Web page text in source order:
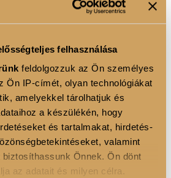
felhasználása
feldolgozzuk az Ön személyes
Ön IP-címét, olyan technológiákat
amelyekkel tárolhatjuk és
a készülékén, hogy
és tartalmakat, hirdetés-
valamint
Önnek. Ön dönt
az adatait és milyen célra.
normál működését,
a makrotápanyagok normál
hozzájárul a normál
szedhetőséget biztosít,
mentes, és egy doboz
– 20 adagban.